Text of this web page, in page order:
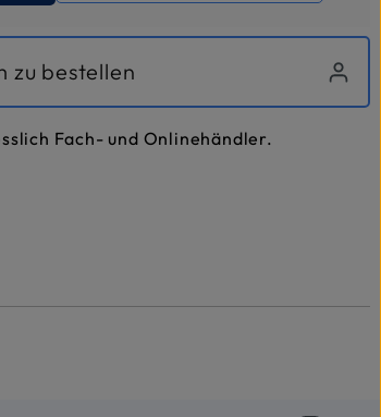
zu bestellen
Fach- und Onlinehändler.